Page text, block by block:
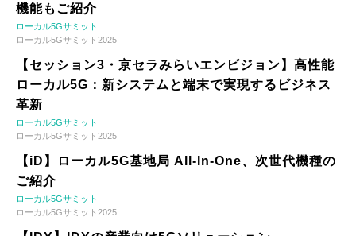
機能もご紹介
ローカル5Gサミット
ローカル5Gサミット2025
【セッション3・京セラみらいエンビジョン】高性能
ローカル5G：新システムと端末で実現するビジネス
革新
ローカル5Gサミット
ローカル5Gサミット2025
【iD】ローカル5G基地局 All-In-One、次世代機種の
ご紹介
ローカル5Gサミット
ローカル5Gサミット2025